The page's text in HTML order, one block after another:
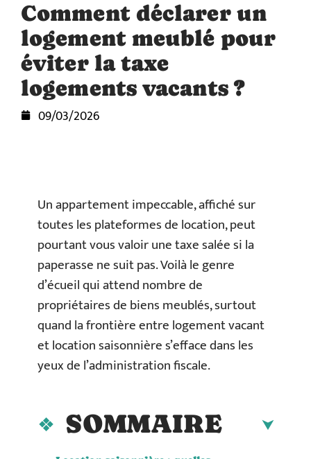
Comment déclarer un
logement meublé pour
éviter la taxe
logements vacants ?
09/03/2026
Un appartement impeccable, affiché sur
toutes les plateformes de location, peut
pourtant vous valoir une taxe salée si la
paperasse ne suit pas. Voilà le genre
d’écueil qui attend nombre de
propriétaires de biens meublés, surtout
quand la frontière entre logement vacant
et location saisonnière s’efface dans les
yeux de l’administration fiscale.
SOMMAIRE